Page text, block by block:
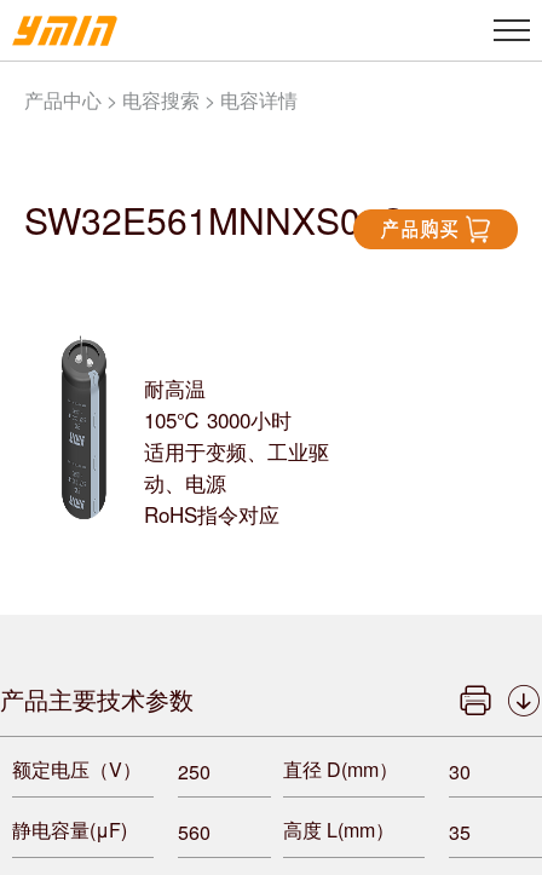
产品中心 > 电容搜索 > 电容详情
SW32E561MNNXS04S2
耐高温
105℃ 3000小时
适用于变频、工业驱
动、电源
RoHS指令对应
产品主要技术参数
额定电压（V） 250 直径 D(mm） 30
静电容量(μF) 560 高度 L(mm） 35